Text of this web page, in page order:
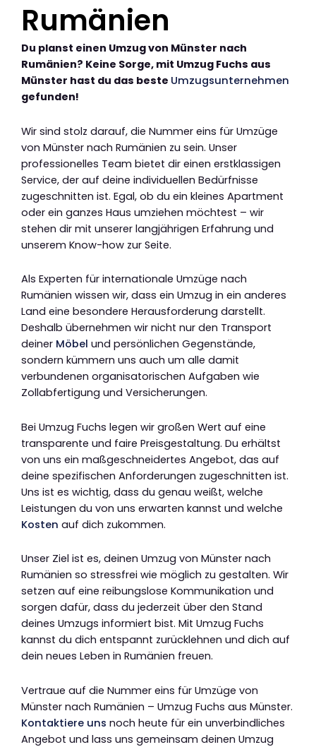
Rumänien
Du planst einen Umzug von Münster nach
Rumänien? Keine Sorge, mit Umzug Fuchs aus
Münster hast du das beste Umzugsunternehmen
gefunden!
Wir sind stolz darauf, die Nummer eins für Umzüge
von Münster nach Rumänien zu sein. Unser
professionelles Team bietet dir einen erstklassigen
Service, der auf deine individuellen Bedürfnisse
zugeschnitten ist. Egal, ob du ein kleines Apartment
oder ein ganzes Haus umziehen möchtest – wir
stehen dir mit unserer langjährigen Erfahrung und
unserem Know-how zur Seite.
Als Experten für internationale Umzüge nach
Rumänien wissen wir, dass ein Umzug in ein anderes
Land eine besondere Herausforderung darstellt.
Deshalb übernehmen wir nicht nur den Transport
deiner Möbel und persönlichen Gegenstände,
sondern kümmern uns auch um alle damit
verbundenen organisatorischen Aufgaben wie
Zollabfertigung und Versicherungen.
Bei Umzug Fuchs legen wir großen Wert auf eine
transparente und faire Preisgestaltung. Du erhältst
von uns ein maßgeschneidertes Angebot, das auf
deine spezifischen Anforderungen zugeschnitten ist.
Uns ist es wichtig, dass du genau weißt, welche
Leistungen du von uns erwarten kannst und welche
Kosten auf dich zukommen.
Unser Ziel ist es, deinen Umzug von Münster nach
Rumänien so stressfrei wie möglich zu gestalten. Wir
setzen auf eine reibungslose Kommunikation und
sorgen dafür, dass du jederzeit über den Stand
deines Umzugs informiert bist. Mit Umzug Fuchs
kannst du dich entspannt zurücklehnen und dich auf
dein neues Leben in Rumänien freuen.
Vertraue auf die Nummer eins für Umzüge von
Münster nach Rumänien – Umzug Fuchs aus Münster.
Kontaktiere uns noch heute für ein unverbindliches
Angebot und lass uns gemeinsam deinen Umzug